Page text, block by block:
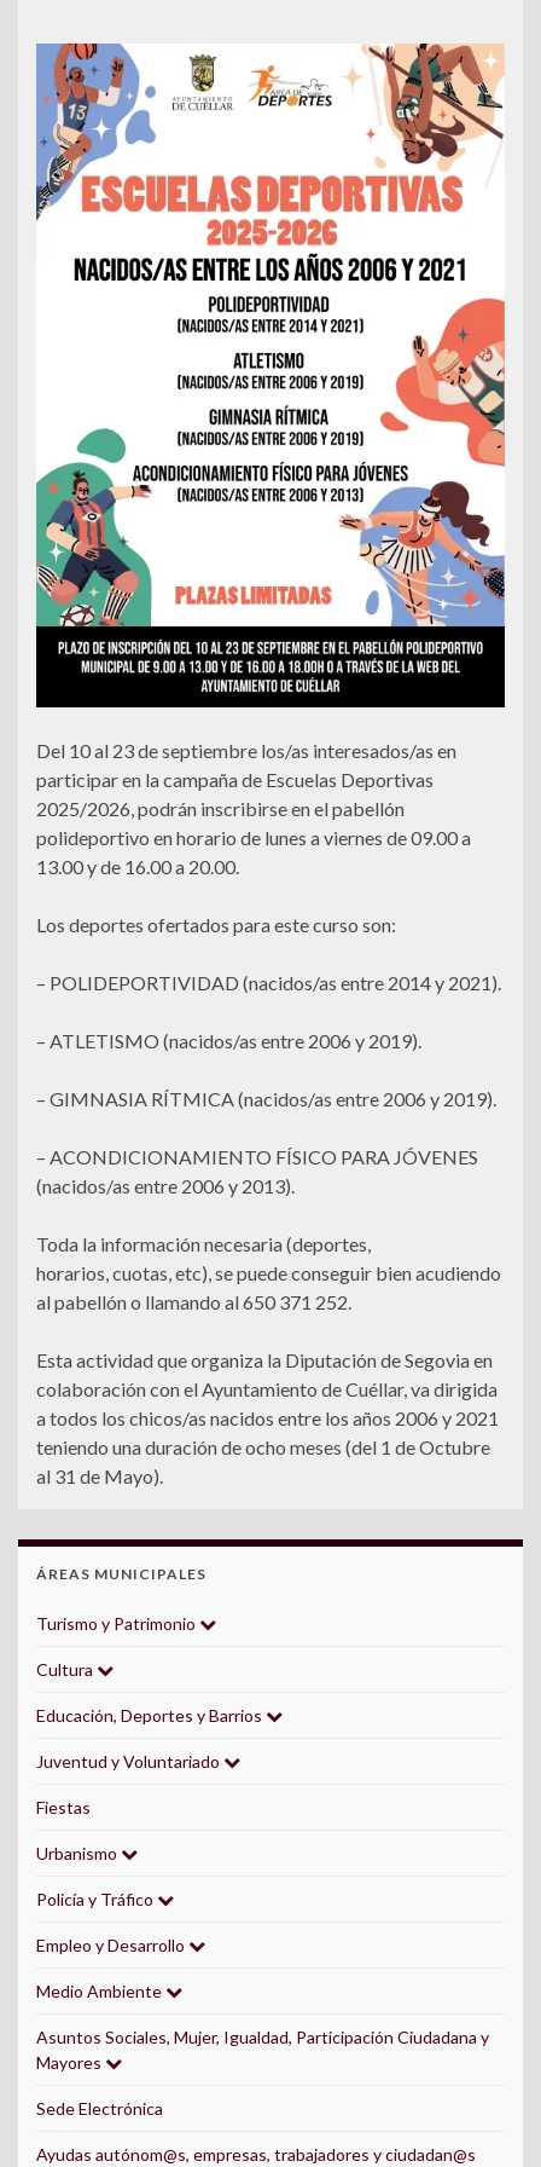
Del 10 al 23 de septiembre los/as interesados/as en
participar en la campaña de Escuelas Deportivas
2025/2026, podrán inscribirse en el pabellón
polideportivo en horario de lunes a viernes de 09.00 a
13.00 y de 16.00 a 20.00.
Los deportes ofertados para este curso son:
– POLIDEPORTIVIDAD (nacidos/as entre 2014 y 2021).
– ATLETISMO (nacidos/as entre 2006 y 2019).
– GIMNASIA RÍTMICA (nacidos/as entre 2006 y 2019).
– ACONDICIONAMIENTO FÍSICO PARA JÓVENES
(nacidos/as entre 2006 y 2013).
Toda la información necesaria (deportes,
horarios, cuotas, etc), se puede conseguir bien acudiendo
al pabellón o llamando al 650 371 252.
Esta actividad que organiza la Diputación de Segovia en
colaboración con el Ayuntamiento de Cuéllar, va dirigida
a todos los chicos/as nacidos entre los años 2006 y 2021
teniendo una duración de ocho meses (del 1 de Octubre
al 31 de Mayo).
ÁREAS MUNICIPALES
Turismo y Patrimonio
Cultura
Educación, Deportes y Barrios
Juventud y Voluntariado
Fiestas
Urbanismo
Policía y Tráfico
Empleo y Desarrollo
Medio Ambiente
Asuntos Sociales, Mujer, Igualdad, Participación Ciudadana y
Mayores
Sede Electrónica
Ayudas autónom@s, empresas, trabajadores y ciudadan@s